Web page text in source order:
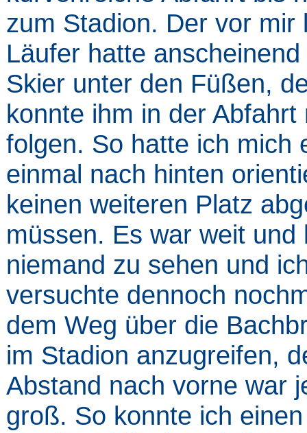
zum Stadion. Der vor mir
Läufer hatte
Skier unter den Füßen,
konnte ihm in der Abfahrt
folgen. So hatte ich mich
einmal nach hinten
keinen weiteren Platz
müssen. Es war weit und
niemand zu sehen und
versuchte dennoch
dem Weg über die
im Stadion anzugreifen,
Abstand nach vorne war
groß. So konnte ich